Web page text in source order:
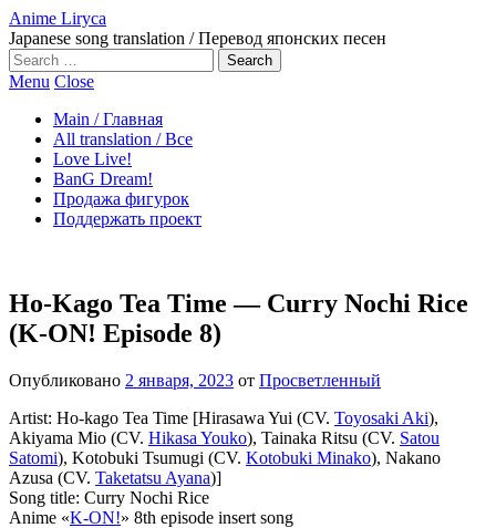
Anime Liryca
Japanese song translation / Перевод японских песен
Search
on:
Menu Close
Main / Главная
All translation / Все
Love Live!
BanG Dream!
Продажа фигурок
Поддержать проект
Ho-Kago Tea Time — Curry Nochi Rice
(K-ON! Episode 8)
Опубликовано 2 января, 2023 от Просветленный
Artist: Ho-kago Tea Time [Hirasawa Yui (CV. Toyosaki Aki),
Akiyama Mio (CV. Hikasa Youko), Tainaka Ritsu (CV. Satou
Satomi), Kotobuki Tsumugi (CV. Kotobuki Minako), Nakano
Azusa (CV. Taketatsu Ayana)]
Song title: Curry Nochi Rice
Anime «K-ON!» 8th episode insert song